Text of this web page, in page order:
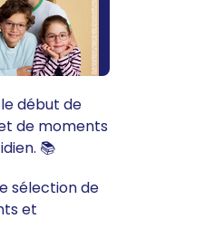
début de
de moments
📚
sélection de
et